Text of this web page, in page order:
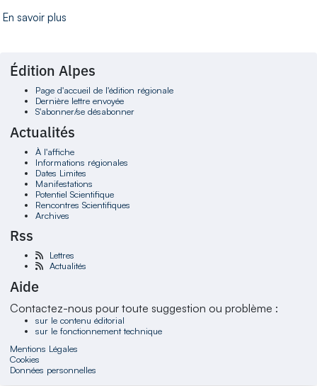
En savoir plus
Édition Alpes
Page d'accueil de l'édition régionale
Dernière lettre envoyée
S'abonner/se désabonner
Actualités
À l'affiche
Informations régionales
Dates Limites
Manifestations
Potentiel Scientifique
Rencontres Scientifiques
Archives
Rss
Lettres
Actualités
Aide
Contactez-nous pour toute suggestion ou problème :
sur le contenu éditorial
sur le fonctionnement technique
Mentions Légales
Cookies
Données personnelles